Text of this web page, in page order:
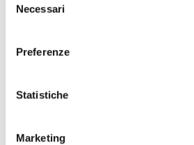
delNecessari
Preferenze
Statistiche
Marketing